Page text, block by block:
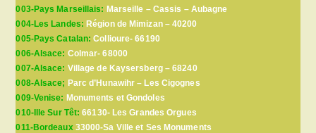
003-Pays Marseillais: Marseille – Cassis – Aubagne
004-Les Landes: Région de Mimizan – 40200
005-Pays Catalan:Collioure- 66190
006-Alsace: Colmar- 68000
007-Alsace: Village de Kaysersberg – 68240
008-Alsace; Parc d’Hunawihr – Les Cigognes
009-Venise: Monuments et Gondoles
010-Ille Sur Têt:66130- Les Grandes Orgues
011-Bordeaux33000-Sa Ville et Ses Monuments